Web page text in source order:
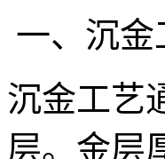
一、沉金
沉金工艺
层。金层